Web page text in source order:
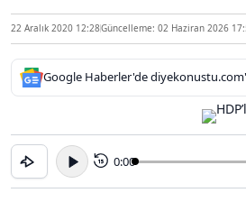
22 Aralık 2020 12:28Güncelleme: 02 Haziran 2026
Google Haberler'de
15 0:00